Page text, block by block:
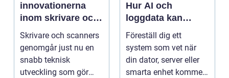
innovationerna
inom skrivare och
scanners
Skrivare och scanners
genomgår just nu en
snabb teknisk
utveckling som gör
Hur AI och
loggdata kan
förutsäga fel innan
de händer
Föreställ dig ett
system som vet när
din dator, server eller
smarta enhet kommer